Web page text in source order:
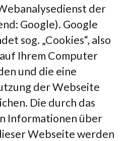
der
Google). Google
sog. „Cookies“, also
Ihrem Computer
und die eine
der Webseite
Die durch das
Informationen über
Webseite werden